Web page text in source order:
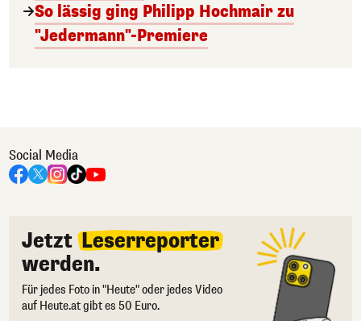
So lässig ging Philipp Hochmair zu
"Jedermann"-Premiere
Social Media
Jetzt Leserreporter
werden.
Für jedes Foto in "Heute" oder jedes Video
auf Heute.at gibt es 50 Euro.